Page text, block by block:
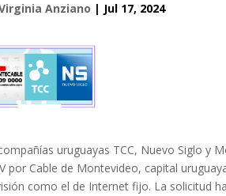
Anziano | Jul 17, 2024
uruguayas TCC, Nuevo Siglo y
por Cable de Montevideo, capital
como el de Internet fijo. La solicitud